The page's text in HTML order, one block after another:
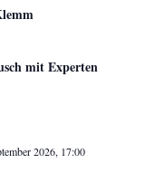
mit Experten
2026, 17:00